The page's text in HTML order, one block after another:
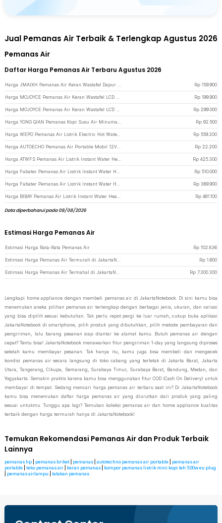
Jual Pemanas Air Terbaik & Terlengkap Agustus 2026
Pemanas Air
Daftar Harga Pemanas Air Terbaru Agustus 2026
Rp 159.900
Rp 199.900
Rp 299.000
Rp 92.500
Rp 559.200
Rp 22.200
Rp 425.300
Rp 510.000
Rp 369.900
Rp 461.100
Data diperbaharui pada 08/08/2026
Estimasi Harga Pemanas Air
Estimasi Harga Rata-Rata Pemanas Air Rp 102.836
Rp 1.600
Rp 7.300.300
Lengkapi home appliance dengan membeli pemanas air di JakartaNotebook. Di sini kamu bisa
menemukan aneka pilihan pemanas air terlengkap dengan berbagai jenis, ukuran, dan variasi
yang bisa dipilih sesuai kebutuhan. Tak perlu repot pergi ke luar rumah, cukup buka aplikasi
JakartaNotebook di smartphone, pilih produk yang dibutuhkan, pilih metode pembayaran dan
pengiriman, lalu barang pesanan siap diantar ke alamat kamu. Butuh pemanas air dengan
cepat? Tentu bisa! JakartaNotebook menawarkan fitur pengiriman 1-day yang langsung diproses
setelah kamu membayar pesanan. Tak hanya itu, kamu juga bisa membeli dan mengecek
kondisi pemanas air secara langsung di toko cabang yang terletak di Jakarta Barat, Jakarta
Utara, Tangerang, Cikupa, Semarang, Surabaya Timur, Surabaya Barat, Bandung, Medan, dan
Yogyakarta. Semakin praktis karena kamu bisa menggunakan fitur COD (Cash On Delivery) untuk
membayar di tempat. Sedang mencari harga pemanas air terbaru saat ini? Di JakartaNotebook
kamu bisa menemukan daftar harga pemanas air yang diurutkan dari produk yang paling
sesuai untukmu. Tunggu apa lagi? Temukan koleksi pemanas air dan home appliance kualitas
terbaik dengan harga termurah hanya di JakartaNotebook!
Temukan Rekomendasi Pemanas Air dan Produk Terbaik
Lainnya
pemanas hp pemanas briket pemanas autotechno pemanas air portable
pemanas air
portable
teko pemanas air keran pemanas
kompor pemanas listrik mini kopi teh 500w eu plug
pemanas airlampu tatakan pemanas